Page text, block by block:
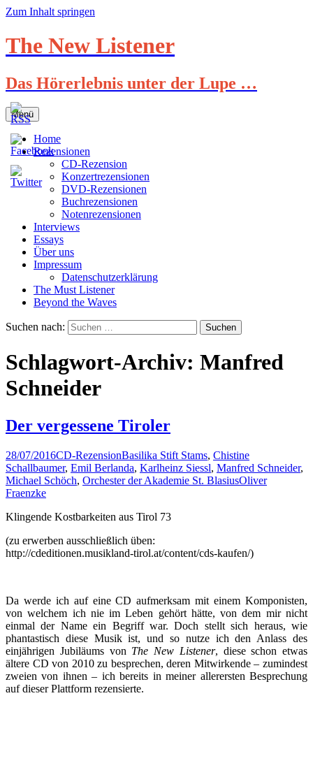
Zum Inhalt springen
The New Listener
Das Hörerlebnis unter der Lupe …
Menü
Home
Rezensionen
CD-Rezension
Konzertrezensionen
DVD-Rezensionen
Buchrezensionen
Notenrezensionen
Interviews
Essays
Über uns
Impressum
Datenschutzerklärung
The Must Listener
Beyond the Waves
Suchen nach:
Schlagwort-Archiv: Manfred
Schneider
Der vergessene Tiroler
28/07/2016CD-RezensionBasilika Stift Stams, Chistine
Schallbaumer, Emil Berlanda, Karlheinz Siessl, Manfred Schneider,
Michael Schöch, Orchester der Akademie St. BlasiusOliver
Fraenzke
Klingende Kostbarkeiten aus Tirol 73
(zu erwerben ausschließlich üben:
http://cdeditionen.musikland-tirol.at/content/cds-kaufen/)
Da werde ich auf eine CD aufmerksam mit einem Komponisten,
von welchem ich nie im Leben gehört hätte, von dem mir nicht
einmal der Name ein Begriff war. Doch stellt sich heraus, wie
phantastisch diese Musik ist, und so nutze ich den Anlass des
einjährigen Jubiläums von The New Listener, diese schon etwas
ältere CD von 2010 zu besprechen, deren Mitwirkende – zumindest
zweien von ihnen – ich bereits in meiner allerersten Besprechung
auf dieser Plattform rezensierte.